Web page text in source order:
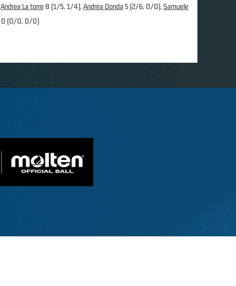
Andrea La torre 8 (1/5, 1/4), Andrea Donda 5 (2/6, 0/0), Samuele
0 (0/0, 0/0)